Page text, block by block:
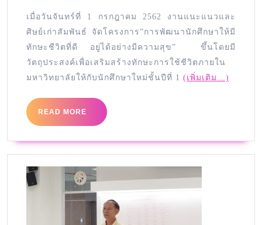
เมื่อวันจันทร์ที่ 1 กรกฎาคม 2562 งานแนะแนวและ
ศิษย์เก่าสัมพันธ์ จัดโครงการ”การพัฒนานักศึกษาให้มี
ทักษะชีวิตที่ดี อยู่ได้อย่างมีความสุข” ขึ้นโดยมี
วัตถุประสงค์เพื่อเสริมสร้างทักษะการใช้ชีวิตภายใน
มหาวิทยาลัยให้กับนักศึกษาใหม่ชั้นปีที่ 1 (เพิ่มเติม…)
READ MORE